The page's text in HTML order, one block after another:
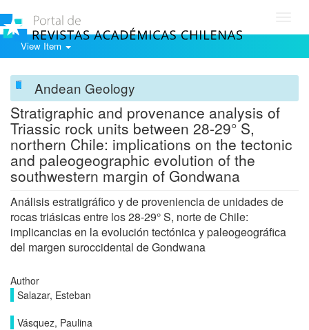
View Item
Andean Geology
Stratigraphic and provenance analysis of
Triassic rock units between 28-29° S,
northern Chile: implications on the tectonic
and paleogeographic evolution of the
southwestern margin of Gondwana
Análisis estratigráfico y de proveniencia de unidades de
rocas triásicas entre los 28-29° S, norte de Chile:
implicancias en la evolución tectónica y paleogeográfica
del margen suroccidental de Gondwana
Author
Salazar, Esteban
Vásquez, Paulina